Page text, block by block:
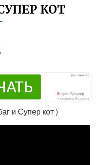
КОТ
и Супер кот )